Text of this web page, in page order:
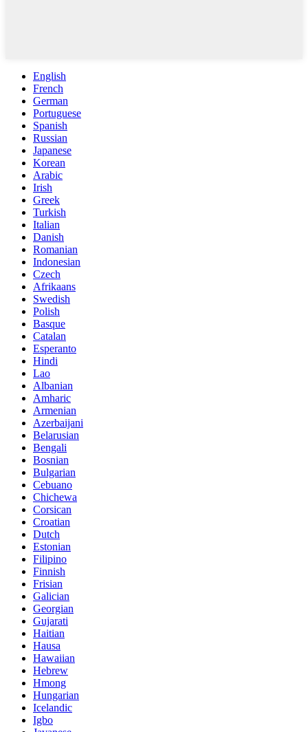
English
French
German
Portuguese
Spanish
Russian
Japanese
Korean
Arabic
Irish
Greek
Turkish
Italian
Danish
Romanian
Indonesian
Czech
Afrikaans
Swedish
Polish
Basque
Catalan
Esperanto
Hindi
Lao
Albanian
Amharic
Armenian
Azerbaijani
Belarusian
Bengali
Bosnian
Bulgarian
Cebuano
Chichewa
Corsican
Croatian
Dutch
Estonian
Filipino
Finnish
Frisian
Galician
Georgian
Gujarati
Haitian
Hausa
Hawaiian
Hebrew
Hmong
Hungarian
Icelandic
Igbo